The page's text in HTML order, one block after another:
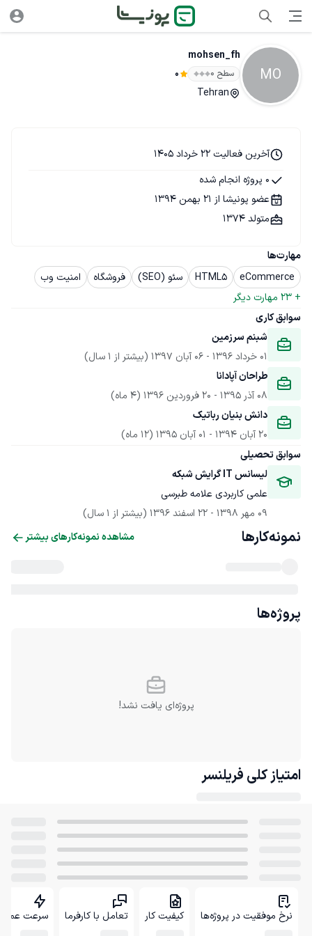
MO
mohsen_fh
سطح ۰ 0
Tehran
مهارت‌ها
eCommerce
HTML5 سئو (SEO) فروشگاه
امنیت وب
+
23 مهارت دیگر
سوابق کاری
شبنم سرزمین
01 خرداد 1396
- 06 آبان 1397
(بیشتر از 1 سال)
طراحان آپادانا
08 آذر 1395
- 20 فروردین 1396
(4 ماه)
دانش بنیان رباتیک
20 آبان 1394
- 01 آبان 1395
(12 ماه)
سوابق تحصیلی
لیسانس IT گرایش شبکه
علمی کاربردی علامه طبرسی
09 مهر 1398
- 22 اسفند 1396 (بیشتر از 1 سال)
آخرین فعالیت 22 خرداد 1405
0 پروژه انجام شده
عضو پونیشا از 21 بهمن 1394
متولد 1374
نمونه‌کارها مشاهده نمونه‌کارهای بیشتر
پروژه‌ها
پروژه‌ای یافت نشد!
امتیاز کلی فریلنسر
نرخ موفقیت در پروژه‌ها کیفیت کار تعامل با کارفرما سرعت عمل